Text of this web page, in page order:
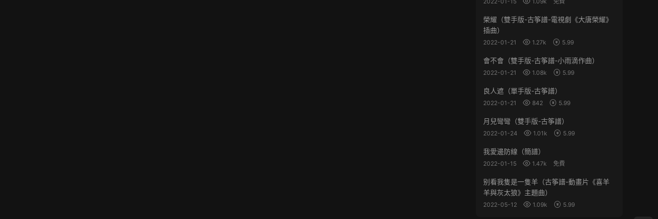
榮耀（雙手版-古筝譜-電視劇《大唐榮耀》
插曲）
2022-01-21 1.27k 5.99
會不會（雙手版-古筝譜-小雨滴作曲）
2022-01-21 1.08k 5.99
良人遮（單手版-古筝譜）
2022-01-21 842 5.99
月兒彎彎（雙手版-古筝譜）
2022-01-24 1.01k 5.99
我愛邊防線（簡譜）
2022-01-15 1.47k 免費
别看我隻是一隻羊（古筝譜-動畫片《喜羊
羊與灰太狼》主題曲）
2022-05-12 1.09k 5.99